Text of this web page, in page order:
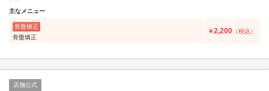
主なメニュー
骨盤矯正
骨盤矯正
￥2,200 （税込）
店舗公式